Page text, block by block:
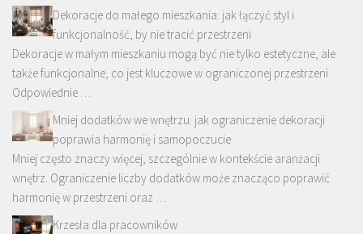
Dekoracje do małego mieszkania: jak łączyć styl i
funkcjonalność, by nie tracić przestrzeni
Dekoracje w małym mieszkaniu mogą być nie tylko estetyczne, ale
także funkcjonalne, co jest kluczowe w ograniczonej przestrzeni.
Odpowiednie …
Mniej dodatków we wnętrzu: jak ograniczenie dekoracji
poprawia harmonię i samopoczucie
Mniej często znaczy więcej, szczególnie w kontekście aranżacji
wnętrz. Ograniczenie liczby dodatków może znacząco poprawić
harmonię w przestrzeni oraz …
Krzesła dla pracowników